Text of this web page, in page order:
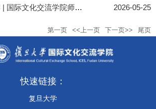
擦亮“留学复旦”品牌 | 国际文化交流学院师生共赏首届梅花奖国... 2026-05-25
第一页 <<上一页 下一页>> 尾页
快速链接：
复旦大学